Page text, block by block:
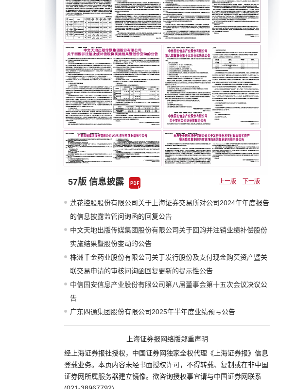
57版 信息披露 上一版 下一版
莲花控股股份有限公司关于上海证券交易所对公司2024年年度报告
的信息披露监管问询函的回复公告
中文天地出版传媒集团股份有限公司关于回购并注销业绩补偿股份
实施结果暨股份变动的公告
株洲千金药业股份有限公司关于发行股份及支付现金购买资产暨关
联交易申请的审核问询函回复更新的提示性公告
中信国安信息产业股份有限公司第八届董事会第十五次会议决议公
告
广东四通集团股份有限公司2025年半年度业绩预亏公告
上海证券报网络版郑重声明
经上海证券报社授权，中国证券网独家全权代理《上海证券报》信息
登载业务。本页内容未经书面授权许可，不得转载、复制或在非中国
证券网所属服务器建立镜像。欲咨询授权事宜请与中国证券网联系